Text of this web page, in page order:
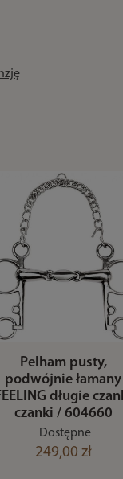
Pelham pusty,
podwójnie łamany
długie
czanki / 604660
Dostępne
249,00 zł